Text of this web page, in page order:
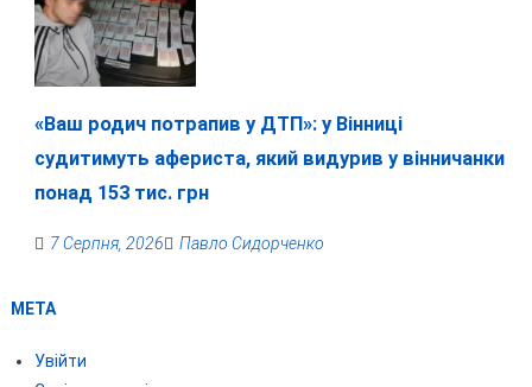
«Ваш родич потрапив у ДТП»: у Вінниці
судитимуть афериста, який видурив у вінничанки
понад 153 тис. грн
7 Серпня, 2026 Павло Сидорченко
МЕТА
Увійти